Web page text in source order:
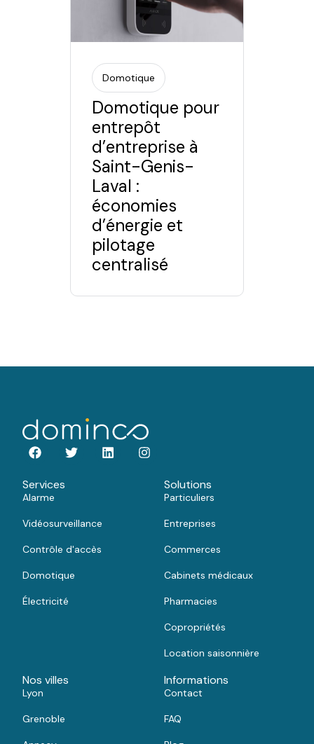
Domotique
Domotique pour
entrepôt
d’entreprise à
Saint-Genis-
Laval :
économies
d’énergie et
pilotage
centralisé
Services
Alarme
Vidéosurveillance
Contrôle d'accès
Domotique
Électricité
Solutions
Particuliers
Entreprises
Commerces
Cabinets médicaux
Pharmacies
Copropriétés
Location saisonnière
Nos villes
Lyon
Grenoble
Informations
Contact
FAQ